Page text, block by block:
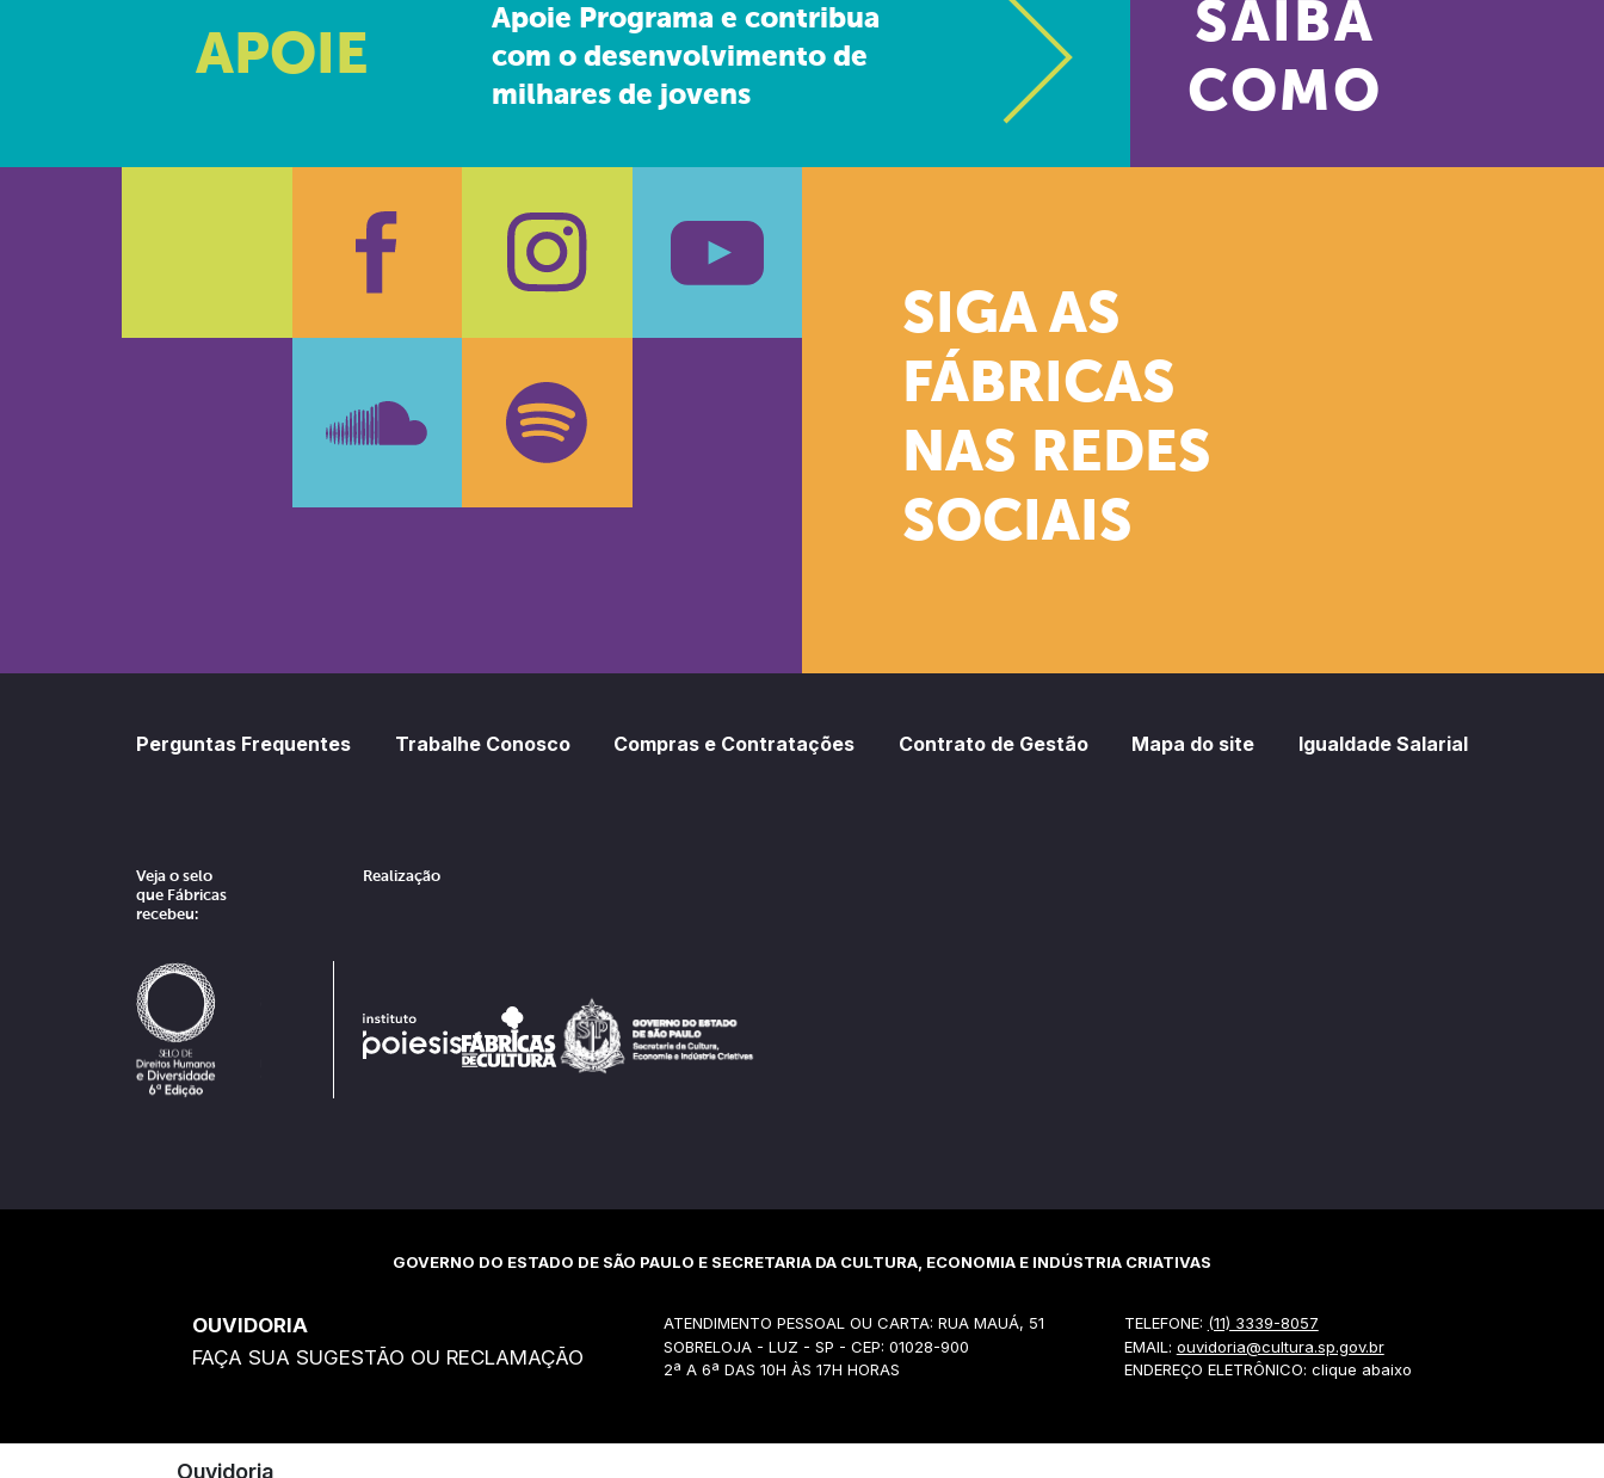
APOIE
Apoie Programa e contribua
com o desenvolvimento de
milhares de jovens
SAIBA
COMO
SIGA AS
FÁBRICAS
NAS REDES
SOCIAIS
FacebookInstagram
Perguntas Frequentes Trabalhe Conosco Compras e Contratações Contrato de Gestão Mapa do site Igualdade Salarial
Veja o selo
que Fábricas
recebeu:
Realização
GOVERNO DO ESTADO DE SÃO PAULO E SECRETARIA DA CULTURA, ECONOMIA E INDÚSTRIA CRIATIVAS
OUVIDORIA
FAÇA SUA SUGESTÃO OU RECLAMAÇÃO
ATENDIMENTO PESSOAL OU CARTA: RUA MAUÁ, 51
SOBRELOJA - LUZ - SP - CEP: 01028-900
2ª A 6ª DAS 10H ÀS 17H HORAS
TELEFONE: (11) 3339-8057
EMAIL: ouvidoria@cultura.sp.gov.br
ENDEREÇO ELETRÔNICO: clique abaixo
Ouvidoria